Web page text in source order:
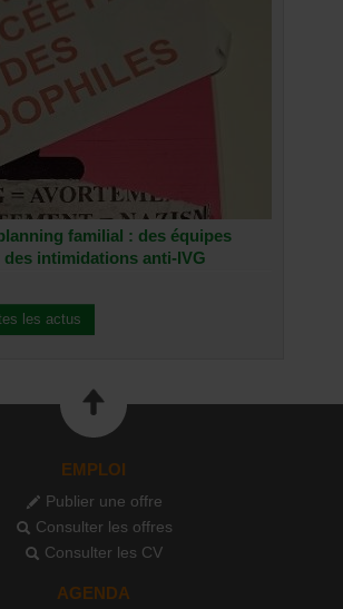
familial : des équipes
des intimidations anti-IVG
les actus
EMPLOI
Publier une offre
Consulter les offres
Consulter les CV
AGENDA